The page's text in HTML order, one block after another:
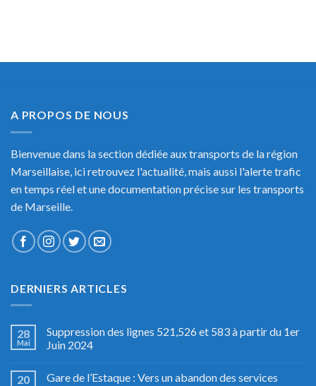
A PROPOS DE NOUS
Bienvenue dans la section dédiée aux transports de la région
Marseillaise, ici retrouvez l'actualité, mais aussi l'alerte trafic
en temps réel et une documentation précise sur les transports
de Marseille.
DERNIERS ARTICLES
28
Mai
Suppression des lignes 521,526 et 583 à partir du 1er
Juin 2024
20
Gare de l’Estaque : Vers un abandon des services